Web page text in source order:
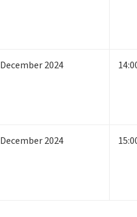
December 2024
December 2024